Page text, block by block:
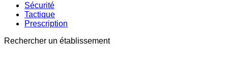
Sécurité
Tactique
Prescription
Rechercher un établissement